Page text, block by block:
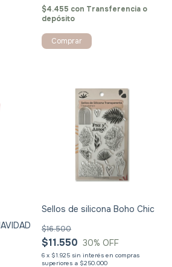
$4.455 con Transferencia o
depósito
Sellos de silicona Boho Chic
$11.550
$16.500
30% OFF
6 x $1.925 sin interés